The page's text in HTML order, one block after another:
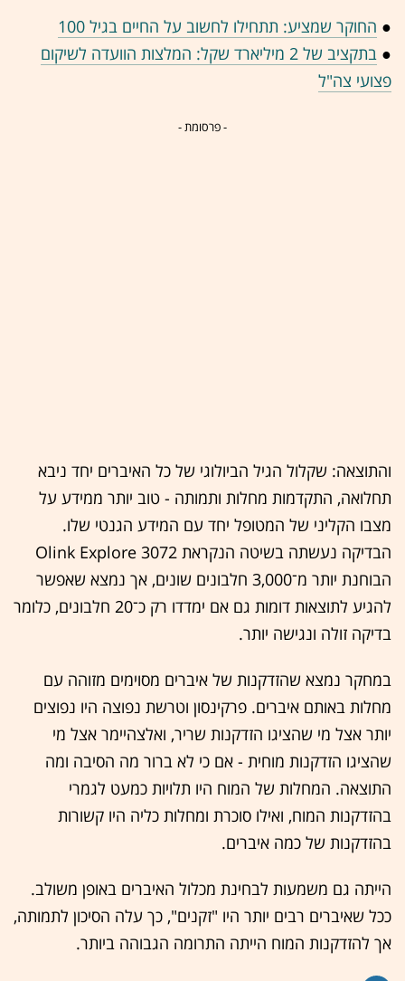
● החוקר שמציע: תתחילו לחשוב על החיים בגיל 100
●
בתקציב של 2 מיליארד שקל: המלצות הוועדה לשיקום
פצועי צה"ל
- פרסומת -
והתוצאה: שקלול הגיל הביולוגי של כל האיברים יחד ניבא
תחלואה, התקדמות מחלות ותמותה - טוב יותר ממידע על
מצבו הקליני של המטופל יחד עם המידע הגנטי שלו.
הבדיקה נעשתה בשיטה הנקראת Olink Explore 3072
הבוחנת יותר מ־3,000 חלבונים שונים, אך נמצא שאפשר
להגיע לתוצאות דומות גם אם ימדדו רק כ־20 חלבונים, כלומר
בדיקה זולה ונגישה יותר.
במחקר נמצא שהזדקנות של איברים מסוימים מזוהה עם
מחלות באותם איברים. פרקינסון וטרשת נפוצה היו נפוצים
יותר אצל מי שהציגו הזדקנות שריר, ואלצהיימר אצל מי
שהציגו הזדקנות מוחית - אם כי לא ברור מה הסיבה ומה
התוצאה. המחלות של המוח היו תלויות כמעט לגמרי
בהזדקנות המוח, ואילו סוכרת ומחלות כליה היו קשורות
בהזדקנות של כמה איברים.
הייתה גם משמעות לבחינת מכלול האיברים באופן משולב.
ככל שאיברים רבים יותר היו "זקנים", כך עלה הסיכון לתמותה,
אך להזדקנות המוח הייתה התרומה הגבוהה ביותר.